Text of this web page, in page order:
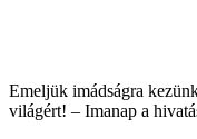
Emeljük imádságra
világért! – Imanap a